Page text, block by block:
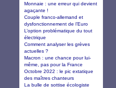
Monnaie : une erreur qui devient
agaçante !
Couple franco-allemand et
dysfonctionnement de l’Euro
L’option problématique du tout
électrique
Comment analyser les grèves
actuelles ?
Macron : une chance pour lui-
même, pas pour la France
Octobre 2022 : le pic extatique
des maîtres chanteurs
La bulle de sottise écologiste